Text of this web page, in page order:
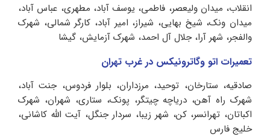
انقلاب، میدان ولیعصر، فاطمی، یوسف آباد، مطهری، عباس آباد،
میدان ونک، شیخ بهایی، شیراز، امیر آباد، کارگر شمالی، شهرک
والفجر، شهر آرا، جلال آل احمد، شهرک آزمایش، گیشا
تعمیرات اتو وگاترونیکس در غرب تهران
صادقیه، ستارخان، توحید، مرزداران، بلوار فردوس، جنت آباد،
شهرک راه آهن، دریاچه چیتگر، پونک، ستاری، شهران، شهرک
اکباتان، تهرانسر، کن، شهر زیبا، سردار جنگل، آیت الله کاشانی،
خلیج فارس